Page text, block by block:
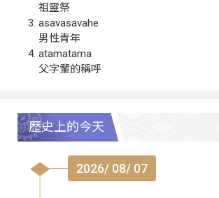
祖靈祭
asavasavahe
男性青年
atamatama
父字輩的稱呼
歷史上的今天
2026/ 08/ 07